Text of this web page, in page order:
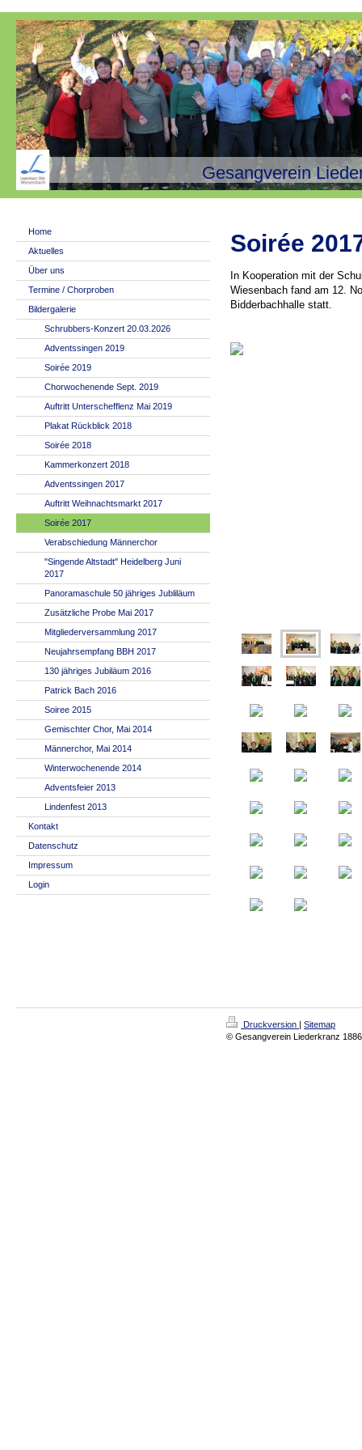
Gesangverein
Home
Aktuelles
Über uns
Termine / Chorproben
Bildergalerie
Schrubbers-Konzert 20.03.2026
Adventssingen 2019
Soirée 2019
Chorwochenende Sept. 2019
Auftritt Unterschefflenz Mai 2019
Plakat Rückblick 2018
Soirée 2018
Kammerkonzert 2018
Adventssingen 2017
Auftritt Weihnachtsmarkt 2017
Soirée 2017
Verabschiedung Männerchor
"Singende Altstadt" Heidelberg Juni
2017
Panoramaschule 50 jähriges Jubliläum
Zusätzliche Probe Mai 2017
Mitgliederversammlung 2017
Neujahrsempfang BBH 2017
130 jähriges Jubiläum 2016
Patrick Bach 2016
Soiree 2015
Gemischter Chor, Mai 2014
Männerchor, Mai 2014
Winterwochenende 2014
Adventsfeier 2013
Lindenfest 2013
Kontakt
Datenschutz
Impressum
Login
Soirée
In Kooperation mit der
Wiesenbach fand am 12.
Bidderbachhalle statt.
Druckversion | Sitemap
© Gesangverein Liederkranz